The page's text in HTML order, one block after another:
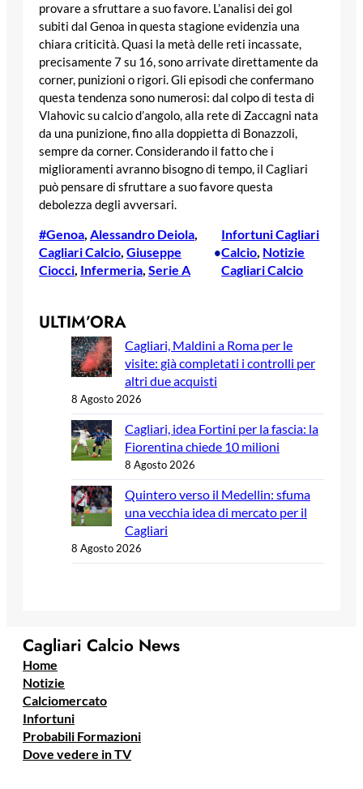
provare a sfruttare a suo favore. L’analisi dei gol
subiti dal Genoa in questa stagione evidenzia una
chiara criticità. Quasi la metà delle reti incassate,
precisamente 7 su 16, sono arrivate direttamente da
corner, punizioni o rigori. Gli episodi che confermano
questa tendenza sono numerosi: dal colpo di testa di
Vlahovic su calcio d’angolo, alla rete di Zaccagni nata
da una punizione, fino alla doppietta di Bonazzoli,
sempre da corner. Considerando il fatto che i
miglioramenti avranno bisogno di tempo, il Cagliari
può pensare di sfruttare a suo favore questa
debolezza degli avversari.
#Genoa, Alessandro Deiola
Cagliari Calcio, Giuseppe
Ciocci, Infermeria, Serie A
•
Infortuni Cagliari
Calcio, Notizie
Cagliari Calcio
ULTIM’ORA
Cagliari, Maldini a Roma per le
visite: già completati i controlli per
altri due acquisti
8 Agosto 2026
Cagliari, idea Fortini per la fascia: la
Fiorentina chiede 10 milioni
8 Agosto 2026
Quintero verso il Medellin: sfuma
una vecchia idea di mercato per il
Cagliari
8 Agosto 2026
Cagliari Calcio News
Home
Notizie
Calciomercato
Infortuni
Probabili Formazioni
Dove vedere in TV